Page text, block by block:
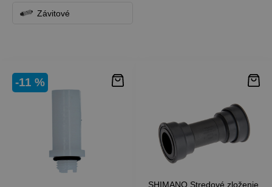
Závitové
-11 %
SHIMANO Stredové zloženie